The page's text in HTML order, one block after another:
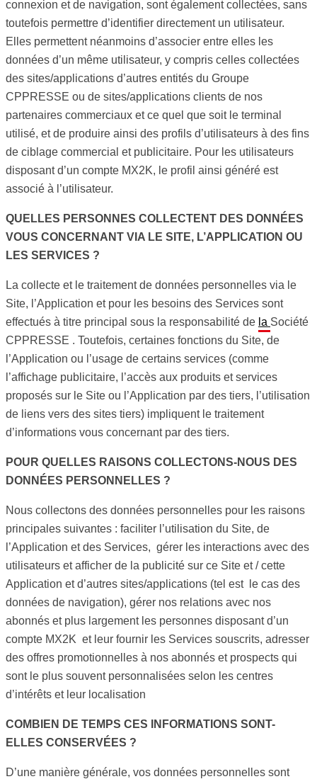
connexion et de navigation, sont également collectées, sans
toutefois permettre d’identifier directement un utilisateur.
Elles permettent néanmoins d’associer entre elles les
données d’un même utilisateur, y compris celles collectées
des sites/applications d’autres entités du Groupe
CPPRESSE ou de sites/applications clients de nos
partenaires commerciaux et ce quel que soit le terminal
utilisé, et de produire ainsi des profils d’utilisateurs à des fins
de ciblage commercial et publicitaire. Pour les utilisateurs
disposant d’un compte MX2K, le profil ainsi généré est
associé à l’utilisateur.
QUELLES PERSONNES COLLECTENT DES DONNÉES
VOUS CONCERNANT VIA LE SITE, L’APPLICATION OU
LES SERVICES ?
La collecte et le traitement de données personnelles via le
Site, l’Application et pour les besoins des Services sont
effectués à titre principal sous la responsabilité de la Société
CPPRESSE . Toutefois, certaines fonctions du Site, de
l’Application ou l’usage de certains services (comme
l’affichage publicitaire, l’accès aux produits et services
proposés sur le Site ou l’Application par des tiers, l’utilisation
de liens vers des sites tiers) impliquent le traitement
d’informations vous concernant par des tiers.
POUR QUELLES RAISONS COLLECTONS-NOUS DES
DONNÉES PERSONNELLES ?
Nous collectons des données personnelles pour les raisons
principales suivantes : faciliter l’utilisation du Site, de
l’Application et des Services, gérer les interactions avec des
utilisateurs et afficher de la publicité sur ce Site et / cette
Application et d’autres sites/applications (tel est le cas des
données de navigation), gérer nos relations avec nos
abonnés et plus largement les personnes disposant d’un
compte MX2K et leur fournir les Services souscrits, adresser
des offres promotionnelles à nos abonnés et prospects qui
sont le plus souvent personnalisées selon les centres
d’intérêts et leur localisation
COMBIEN DE TEMPS CES INFORMATIONS SONT-
ELLES CONSERVÉES ?
D’une manière générale, vos données personnelles sont